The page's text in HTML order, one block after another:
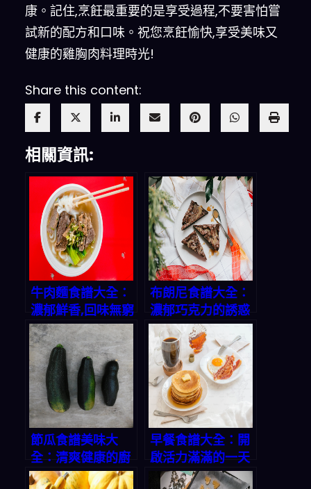
康。記住,烹飪最重要的是享受過程,不要害怕嘗
試新的配方和口味。祝您烹飪愉快,享受美味又
健康的雞胸肉料理時光!
Share this content:
相關資訊:
牛肉麵食譜大全：
濃郁鮮香,回味無窮
布朗尼食譜大全：
濃郁巧克力的誘惑
節瓜食譜美味大
全：清爽健康的廚
房寶藏
早餐食譜大全：開
啟活力滿滿的一天